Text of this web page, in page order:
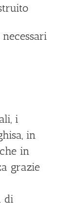
i
in
in
grazie
di